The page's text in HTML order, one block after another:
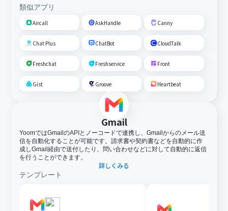
類似アプリ
Aircall AskHandle Canny
Chat Plus ChatBot CloudTalk
Freshchat Freshservice Front
Gist Groove Heartbeat
Gmail
YoomではGmailのAPIとノーコードで連携し、Gmailからのメール送
信を自動化することが可能です。請求書や契約書などを自動的に作
成しGmail経由で送付したり、問い合わせなどに対して自動的に返信
を行うことができます。
詳しくみる
テンプレート